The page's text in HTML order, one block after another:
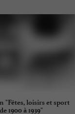
"Fêtes, loisirs et sport
1900 à 1939"